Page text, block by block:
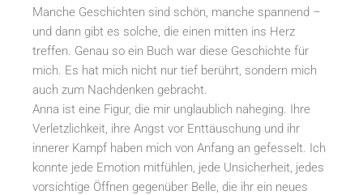
Manche Geschichten sind schön, manche spannend –
und dann gibt es solche, die einen mitten ins Herz
treffen. Genau so ein Buch war diese Geschichte für
mich. Es hat mich nicht nur tief berührt, sondern mich
auch zum Nachdenken gebracht.
Anna ist eine Figur, die mir unglaublich naheging. Ihre
Verletzlichkeit, ihre Angst vor Enttäuschung und ihr
innerer Kampf haben mich von Anfang an gefesselt. Ich
konnte jede Emotion mitfühlen, jede Unsicherheit, jedes
vorsichtige Öffnen gegenüber Belle, die ihr ein neues